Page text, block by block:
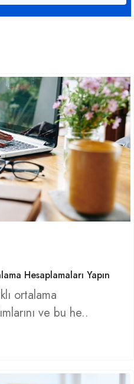
Hesaplamaları Yapın
ortalama
ve bu he..